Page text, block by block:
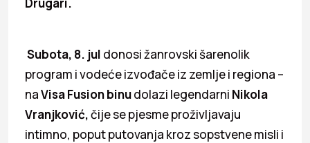
Subota, 8. jul donosi žanrovski šarenolik
program i vodeće izvođače iz zemlje i regiona –
naVisa Fusionbinudolazi legendarni Nikola
Vranjković,čije se pjesme proživljavaju
intimno, poput putovanja kroz sopstvene misli i